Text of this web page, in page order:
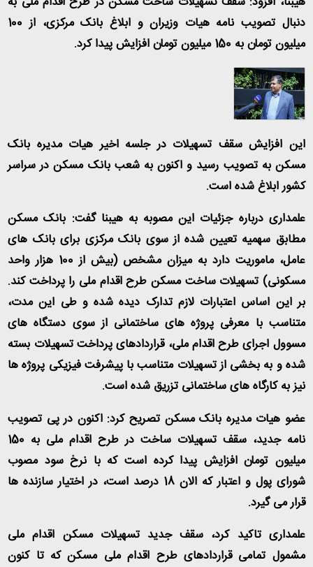
دنبال تصویب نامه هیات وزیران و ابلاغ بانک مرکزی، از 100
میلیون تومان به 150 میلیون تومان افزایش پیدا کرد.
این افزایش سقف تسهیلات در جلسه اخیر هیات مدیره بانک
مسکن به تصویب رسید و اکنون به شعب بانک مسکن در سراسر
کشور ابلاغ شده است.
علمداری درباره جزئیات این مصوبه به هیبنا گفت: بانک مسکن
مطابق سهمیه تعیین شده از سوی بانک مرکزی برای بانک های
عامل، ماموریت دارد به میزان مشخص (بیش از 100 هزار واحد
مسکونی) تسهیلات ساخت مسکن طرح اقدام ملی را پرداخت کند.
بر این اساس اعتبارات لازم تدارک دیده شده و طی این مدت،
متناسب با معرفی پروژه های ساختمانی از سوی دستگاه های
مسوول اجرای طرح اقدام ملی، قراردادهای پرداخت تسهیلات بسته
شده و به بخشی از تسهیلات متناسب با پیشرفت فیزیکی پروژه ها
نیز به کارگاه های ساختمانی تزریق شده است.
عضو هیات مدیره بانک مسکن تصریح کرد: اکنون در پی تصویب
نامه جدید، سقف تسهیلات ساخت در طرح اقدام ملی به 150
میلیون تومان افزایش پیدا کرده است که با نرخ سود مصوب
شورای پول و اعتبار که الان 18 درصد است، در اختیار سازنده ها
قرار می گیرد.
علمداری تاکید کرد، سقف جدید تسهیلات مسکن اقدام ملی
مشمول تمامی قراردادهای طرح اقدام ملی مسکن که تا کنون